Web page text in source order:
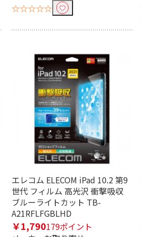
☆☆☆☆☆
エレコム ELECOM iPad 10.2 第9
世代 フィルム 高光沢 衝撃吸収
ブルーライトカット TB-
A21RFLFGBLHD
￥1,790179ポイント